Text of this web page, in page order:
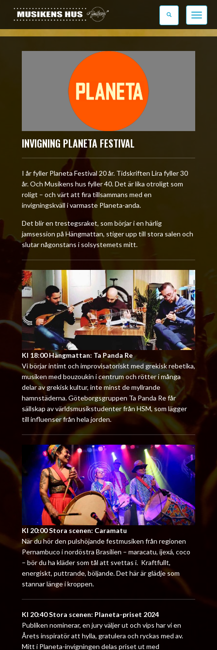
Toggle
INVIGNING PLANETA FESTIVAL
I år fyller Planeta Festival 20 år. Tidskriften Lira fyller 30
år. Och Musikens hus fyller 40. Det är lika otroligt som
roligt – och värt att fira tillsammans med en
invigningskväll i varmaste Planeta-anda.
Det blir en trestegsraket, som börjar i en härlig
jamsession på Hängmattan, stiger upp till stora salen och
slutar någonstans i solsystemets mitt.
Kl 18:00 Hängmattan: Ta Panda Re
Vi börjar intimt och improvisatoriskt med grekisk rebetika,
musiken med bouzoukin i centrum och rötter i många
delar av grekisk kultur, inte minst de myllrande
hamnstäderna. Göteborgsgruppen Ta Panda Re får
sällskap av världsmusikstudenter från HSM, som lägger
till influenser från hela jorden.
Kl 20:00 Stora scenen: Caramatu
När du hör den pulshöjande festmusiken från regionen
Pernambuco i nordöstra Brasilien – maracatu, ijexá, coco
– bör du ha kläder som tål att svettas i. Kraftfullt,
energiskt, puttrande, böljande. Det här är glädje som
stannar länge i kroppen.
Kl 20:40 Stora scenen: Planeta-priset 2024
Publiken nominerar, en jury väljer ut och vips har vi en
Årets inspiratör att hylla, gratulera och ryckas med av.
Mitt i Planeta-invigningen delas priset ut med